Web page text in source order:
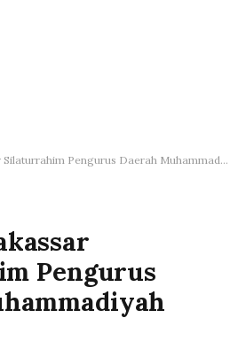
Pengurus Daerah Muhammadiyah Soppeng
Pengurus